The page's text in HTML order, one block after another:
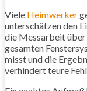
Viele Heimwerker
unterschätzen den
die Messarbeit
gesamten
misst und die
verhindert teure